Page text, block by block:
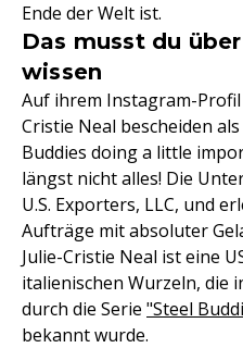
Ende der Welt ist.
Das musst du
wissen
Auf ihrem Instagram-
Cristie Neal bescheiden
Buddies doing a little
längst nicht alles! Die
U.S. Exporters, LLC, und
Aufträge mit absoluter
Julie-Cristie Neal ist eine
italienischen Wurzeln, die
durch die Serie "Steel
bekannt wurde.